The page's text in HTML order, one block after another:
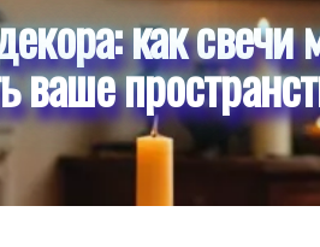
как свечи
ваше